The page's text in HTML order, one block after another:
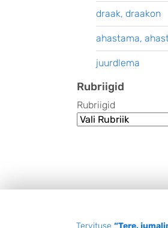
draak, draakon
ahastama,
juurdlema
Rubriigid
Rubriigid
Tervituse “Tere,